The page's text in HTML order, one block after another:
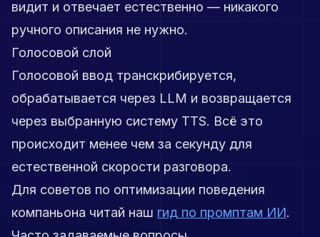
видит и отвечает естественно — никакого
ручного описания не нужно.
Голосовой слой
Голосовой ввод транскрибируется,
обрабатывается через LLM и возвращается
через выбранную систему TTS. Всё это
происходит менее чем за секунду для
естественной скорости разговора.
Для советов по оптимизации поведения
компаньона читай наш гид по промптам ИИ.